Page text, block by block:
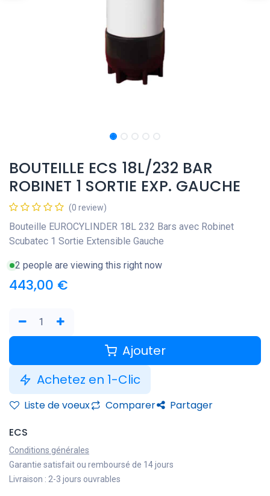
BOUTEILLE ECS 18L/232 BAR
ROBINET 1 SORTIE EXP. GAUCHE
(0 review)
Bouteille EUROCYLINDER 18L 232 Bars avec Robinet
Scubatec 1 Sortie Extensible Gauche
2 people are viewing this right now
443,00 €
Ajouter
Achetez en 1-Clic
Liste de voeux Comparer
Partager
ECS
Conditions générales
Garantie satisfait ou remboursé de 14 jours
Livraison : 2-3 jours ouvrables